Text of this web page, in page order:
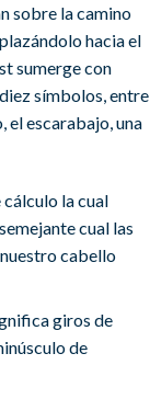
sobre la camino
hacia el
sumerge con
símbolos, entre
el escarabajo, una
la cual
cual las
cabello
giros de
de